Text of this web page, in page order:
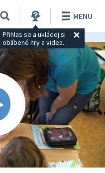
Přihlas se a ukládej si
oblíbené hry a videa.
MENU